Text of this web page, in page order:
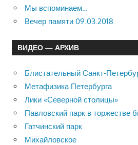
Мы вспоминаем…
Вечер памяти 09.03.2018
ВИДЕО — АРХИВ
Блистательный Санкт-
Метафизика Петербурга
Лики «Северной столицы»
Павловский парк в торжестве
Гатчинский парк
Михайловское